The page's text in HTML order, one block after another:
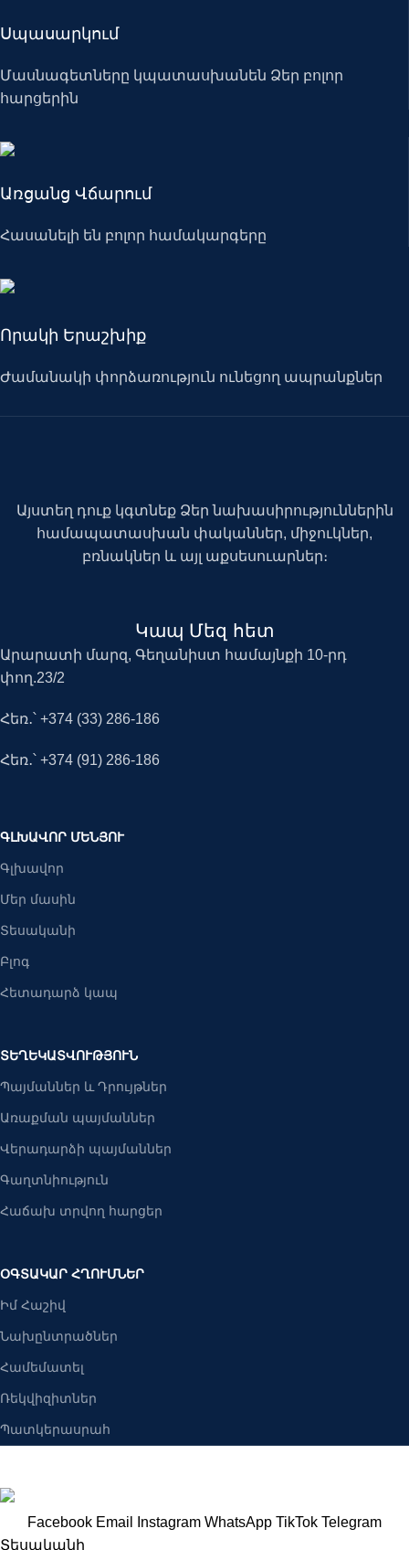
Սպասարկում
Մասնագետները կպատասխանեն Ձեր բոլոր
հարցերին
Առցանց Վճարում
Հասանելի են բոլոր համակարգերը
Որակի Երաշխիք
Ժամանակի փորձառություն ունեցող ապրանքներ
Այստեղ դուք կգտնեք Ձեր նախասիրություններին
համապատասխան փականներ, միջուկներ,
բռնակներ և այլ աքսեսուարներ։
Կապ Մեզ հետ
Արարատի մարզ, Գեղանիստ համայնքի 10-րդ
փող.23/2
Հեռ․՝ +374 (33) 286-186
Հեռ․՝ +374 (91) 286-186
ԳԼԽԱՎՈՐ ՄԵՆՅՈՒ
Գլխավոր
Մեր մասին
Տեսականի
Բլոգ
Հետադարձ կապ
ՏԵՂԵԿԱՏՎՈՒԹՅՈՒՆ
Պայմաններ և Դրույթներ
Առաքման պայմաններ
Վերադարձի պայմաններ
Գաղտնիություն
Հաճախ տրվող հարցեր
ՕԳՏԱԿԱՐ ՀՂՈՒՄՆԵՐ
Իմ Հաշիվ
Նախընտրածներ
Համեմատել
Ռեկվիզիտներ
Պատկերասրահ
Facebook Email Instagram WhatsApp TikTok Telegram
Տեսականի